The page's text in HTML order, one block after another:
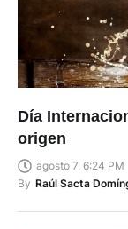
Día
origen
agosto 7, 6:24 PM
By Raúl Sacta